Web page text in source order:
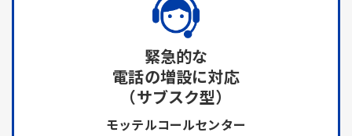
緊急的な
電話の増設に対応
（サブスク型）
モッテルコールセンター